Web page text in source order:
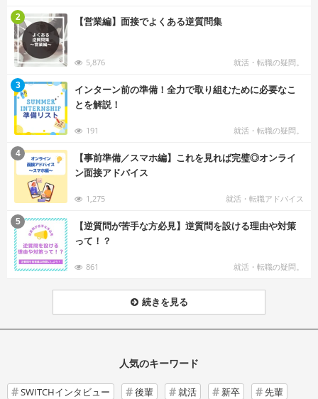
【営業編】面接でよくある逆質問集
5,876 就活・転職の疑問。
2
インターン前の準備！全力で取り組むために必要なこ
とを解説！
191 就活・転職の疑問。
3
【事前準備／スマホ編】これを見れば完璧◎オンライ
ン面接アドバイス
1,275 就活・転職アドバイス
4
【逆質問が苦手な方必見】逆質問を設ける理由や対策
って！？
861 就活・転職の疑問。
5
続きを見る
人気のキーワード
SWITCHインタビュー 後輩 就活 新卒
先輩